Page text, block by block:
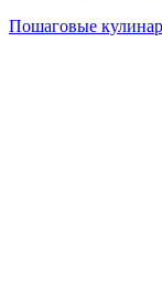
Пошаговые